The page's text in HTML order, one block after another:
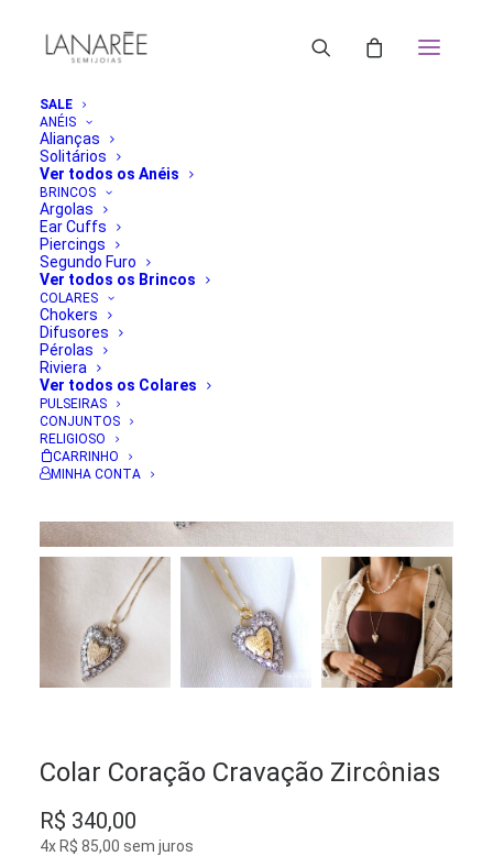
SALE
ANÉIS
Alianças
Solitários
Ver todos os Anéis
BRINCOS
Argolas
Ear Cuffs
Piercings
Segundo Furo
Ver todos os Brincos
COLARES
Chokers
Difusores
Pérolas
Riviera
Ver todos os Colares
PULSEIRAS
CONJUNTOS
RELIGIOSO
CARRINHO
MINHA CONTA
Colar Coração Cravação Zircônias
R$ 340,00
4x R$ 85,00 sem juros